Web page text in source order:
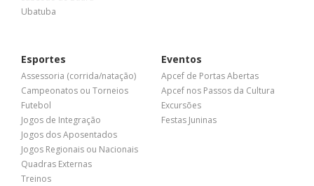
Ubatuba
Esportes
Assessoria (corrida/natação)
Campeonatos ou Torneios
Futebol
Jogos de Integração
Jogos dos Aposentados
Jogos Regionais ou Nacionais
Quadras Externas
Treinos
Eventos
Apcef de Portas Abertas
Apcef nos Passos da Cultura
Excursões
Festas Juninas